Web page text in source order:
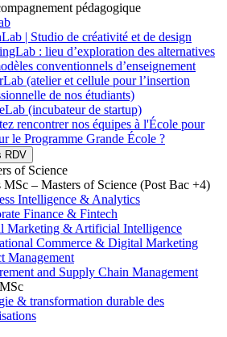
pédagogique
| Studio de créativité et de design
: lieu d’exploration des alternatives
conventionnels d’enseignement
(atelier et cellule pour l’insertion
de nos étudiants)
(incubateur de startup)
rencontrer nos équipes à l'École pour
le Programme Grande École ?
RDV
of Science
MSc – Masters of Science (Post Bac +4)
Intelligence & Analytics
Finance & Fintech
Marketing & Artificial Intelligence
Commerce & Digital Marketing
Management
and Supply Chain Management
& transformation durable des